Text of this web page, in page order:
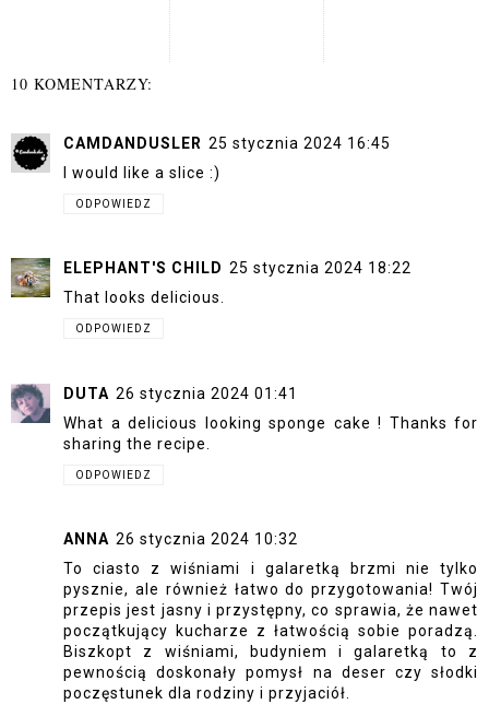
10 KOMENTARZY:
CAMDANDUSLER 25 stycznia 2024 16:45
I would like a slice :)
ODPOWIEDZ
ELEPHANT'S CHILD 25 stycznia 2024 18:22
That looks delicious.
ODPOWIEDZ
DUTA 26 stycznia 2024 01:41
What a delicious looking sponge cake ! Thanks for
sharing the recipe.
ODPOWIEDZ
ANNA 26 stycznia 2024 10:32
To ciasto z wiśniami i galaretką brzmi nie tylko
pysznie, ale również łatwo do przygotowania! Twój
przepis jest jasny i przystępny, co sprawia, że nawet
początkujący kucharze z łatwością sobie poradzą.
Biszkopt z wiśniami, budyniem i galaretką to z
pewnością doskonały pomysł na deser czy słodki
poczęstunek dla rodziny i przyjaciół.